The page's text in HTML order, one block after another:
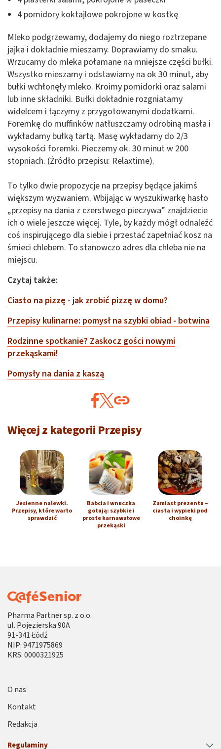
4 pomidory koktajlowe pokrojone w kostkę
Mleko podgrzewamy, dodajemy do niego roztrzepane
jajka i dokładnie mieszamy. Doprawiamy do smaku.
Wrzucamy do mleka połamane na mniejsze części bułki.
Wszystko mieszamy i odstawiamy na ok 30 minut, aby
bułki wchłonęły mleko. Kroimy pomidorki oraz salami
lub inne składniki. Bułki dokładnie rozgniatamy
widelcem i łączymy z przygotowanymi dodatkami.
Foremkę do muffinków natłuszczamy odrobiną masła i
wykładamy bułką tartą. Masę wykładamy do 2/3
wysokości foremki. Pieczemy ok. 30 minut w 200
stopniach. (Żródło przepisu: Relaxtime).
To tylko dwie propozycje na przepisy będące jakimś
większym wyzwaniem. Wbijając w wyszukiwarkę hasło
„przepisy na dania z czerstwego pieczywa” znajdziecie
ich o wiele jeszcze więcej. Tyle, by każdy mógł odnaleźć
coś inspirującego dla siebie i przestać zapełniać kosz na
śmieci chlebem. To stanowczo adres dla chleba nie na
miejscu.
Czytaj także:
Ciasto na pizzę - jak zrobić pizzę w domu?
Przepisy kulinarne: pomysł na szybki obiad - botwina
Rodzinne spotkanie? Zaskocz gości nowymi
przekąskami!
Pomysły na dania z kaszą
Więcej z kategorii Przepisy
Jesienne nalewki.
Przepisy, które warto
sprawdzić
Babcia i wnuczka
gotują: szybkie i
proste karnawałowe
przekąski
Zamiast prezentu –
ciasta i wypieki pod
choinkę
Pharma Partner sp. z o.o.
ul. Pojezierska 90A
91-341 Łódź
NIP: 9471975869
KRS: 0000321925
Regulaminy
O nas
Kontakt
Redakcja